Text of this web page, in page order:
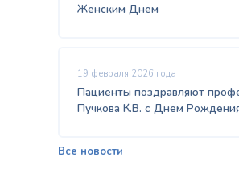
Женским Днем
19 февраля 2026 года
Пациенты поздравляют
Пучкова К.В. с Днем
Все новости